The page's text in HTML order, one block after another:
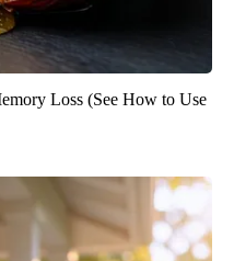
Loss (See How to Use